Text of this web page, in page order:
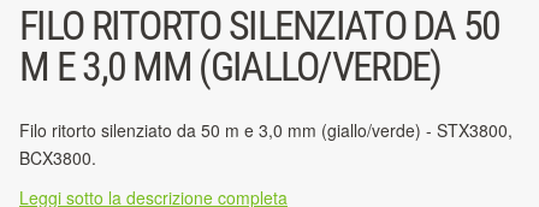
FILO RITORTO SILENZIATO DA 50
M E 3,0 MM (GIALLO/VERDE)
Filo ritorto silenziato da 50 m e 3,0 mm (giallo/verde) - STX3800,
BCX3800.
Leggi sotto la descrizione completa